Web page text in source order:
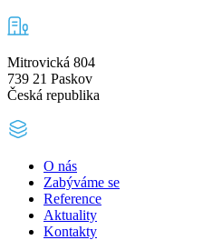
Mitrovická 804
739 21 Paskov
Česká republika
O nás
Zabýváme se
Reference
Aktuality
Kontakty